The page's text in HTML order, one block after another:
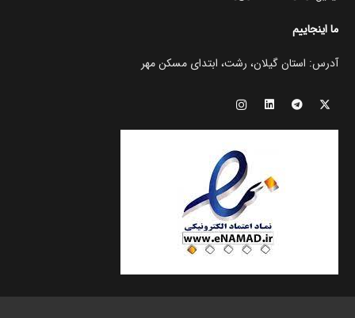
ما اینجاییم
آدرس: استان گیلان، رشت، ابتدای مسکن مهر